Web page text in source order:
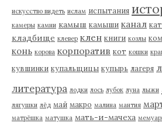
искусство видеть ислам испытания
камеры камни камыш камыши канал
кладбище клевер клен книги козлы
конь корова корпоратив кот кошки
кувшинки купальщицы купырь лагеря
литература лодки лось лубок луна лыжи
лягушки лёд май макро малина мантия
матрёшка матушка мать-и-мачеха